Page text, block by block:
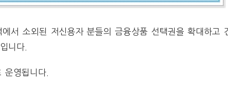
서 소외된 저신용자 분들의 금융상품 선택권을 확대하고
니다.
영됩니다.